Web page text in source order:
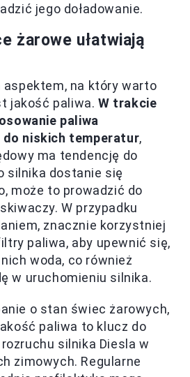
jego doładowanie.
żarowe ułatwiają
na który warto
jakość paliwa.W trakcie
paliwa
niskich temperatur,
ma tendencję do
silnika dostanie się
może to prowadzić do
W przypadku
znacznie korzystniej
paliwa, aby upewnić się,
woda, co również
w uruchomieniu silnika.
o stan świec żarowych,
paliwa to klucz do
silnika Diesla w
zimowych. Regularne